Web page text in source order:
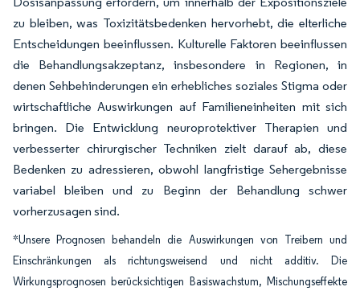
zu bleiben, was Toxizitätsbedenken hervorhebt, die elterliche
Entscheidungen beeinflussen. Kulturelle Faktoren beeinflussen
die Behandlungsakzeptanz, insbesondere in Regionen, in
denen Sehbehinderungen ein erhebliches soziales Stigma oder
wirtschaftliche Auswirkungen auf Familieneinheiten mit sich
bringen. Die Entwicklung neuroprotektiver Therapien und
verbesserter chirurgischer Techniken zielt darauf ab, diese
Bedenken zu adressieren, obwohl langfristige Sehergebnisse
variabel bleiben und zu Beginn der Behandlung schwer
vorherzusagen sind.
*Unsere Prognosen behandeln die Auswirkungen von Treibern und
Einschränkungen als richtungsweisend und nicht additiv. Die
Wirkungsprognosen berücksichtigen Basiswachstum, Mischungseffekte